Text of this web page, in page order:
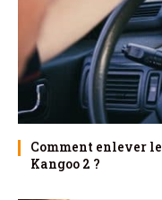
Comment enlever
Kangoo 2 ?